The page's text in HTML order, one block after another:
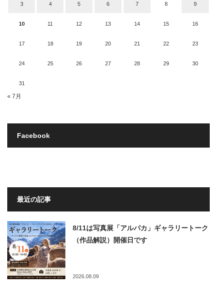
3 4 5 6 7 8 9
10 11 12 13 14 15 16
17 18 19 20 21 22 23
24 25 26 27 28 29 30
31
« 7月
Facebook
最近の記事
8/11は写真展「アルパカ」ギャラリートーク
（作品解説）開催日です
2026.08.09